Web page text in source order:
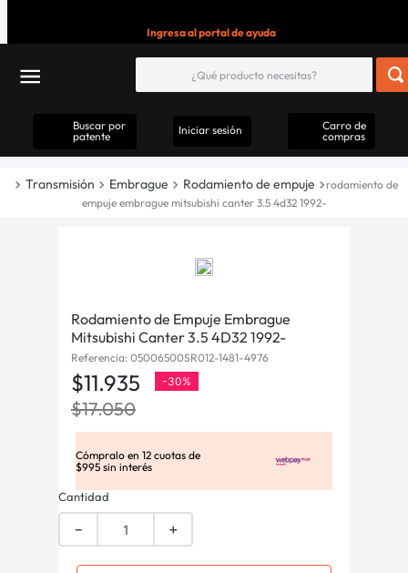
Ingresa al portal de ayuda
Buscar por
patente
Iniciar sesión
Carro de
compras
Transmisión Embrague Rodamiento de empuje
rodamiento de
empuje embrague mitsubishi canter 3.5 4d32 1992-
Rodamiento de Empuje Embrague
Mitsubishi Canter 3.5 4D32 1992-
Referencia: 05006500SR012-1481-4976
$11.935 -30%
$17.050
Cómpralo en 12 cuotas de
$995 sin interés
Cantidad
＋
－